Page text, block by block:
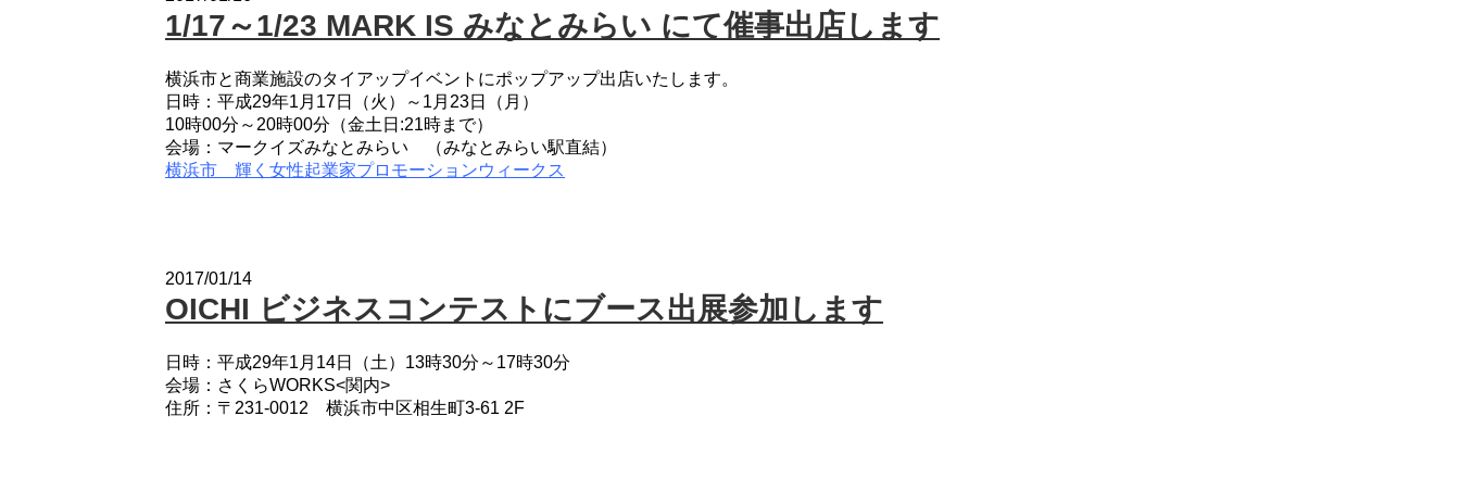
1/17～1/23 MARK IS みなとみらい にて催事出店します
横浜市と商業施設のタイアップイベントにポップアップ出店いたします。
日時：平成29年1月17日（火）～1月23日（月）
10時00分～20時00分（金土日:21時まで）
会場：マークイズみなとみらい （みなとみらい駅直結）
横浜市 輝く女性起業家プロモーションウィークス
2017/01/14
OICHI ビジネスコンテストにブース出展参加します
日時：平成29年1月14日（土）13時30分～17時30分
会場：さくらWORKS<関内>
住所：〒231-0012 横浜市中区相生町3-61 2F